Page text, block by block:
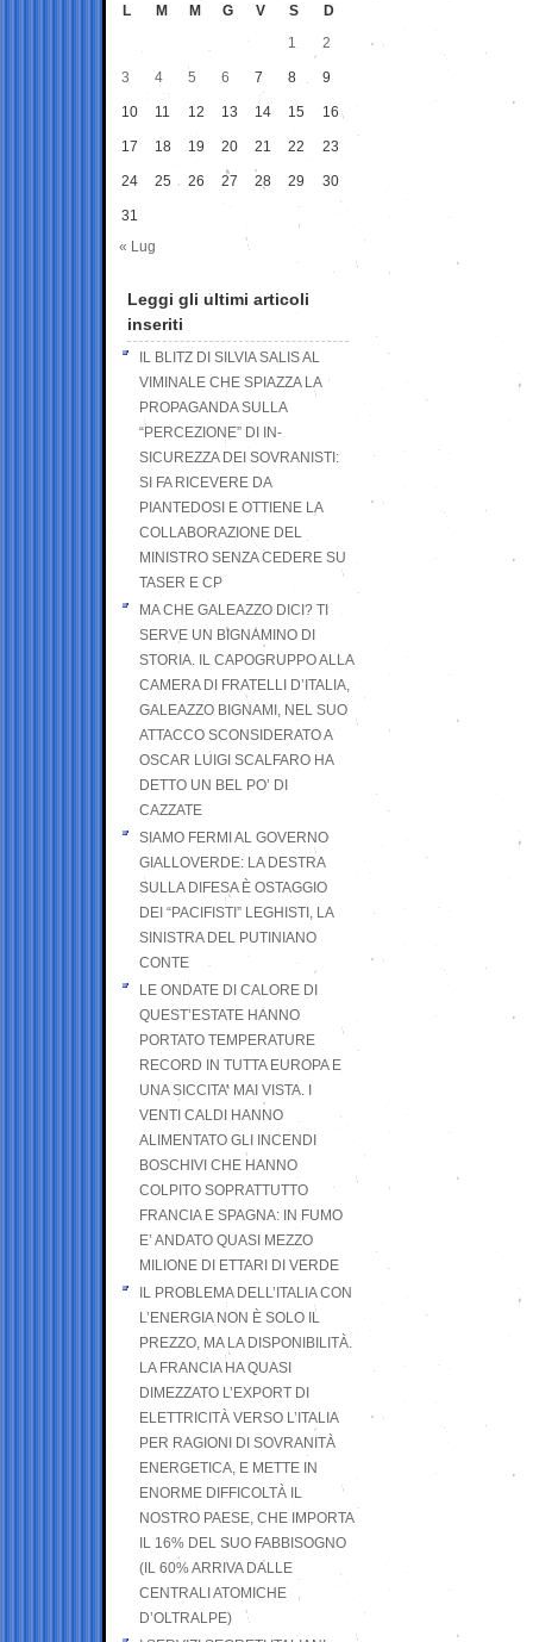
L M M G V S
D
1
2
3 4 5 6 7 8 9
10 11 12 13 14 15 16
17 18 19 20 21 22 23
24 25 26 27 28 29 30
31
« Lug
Leggi gli ultimi articoli
inseriti
IL BLITZ DI SILVIA SALIS AL
VIMINALE CHE SPIAZZA LA
PROPAGANDA SULLA
“PERCEZIONE” DI IN-
SICUREZZA DEI SOVRANISTI:
SI FA RICEVERE DA
PIANTEDOSI E OTTIENE LA
COLLABORAZIONE DEL
MINISTRO SENZA CEDERE SU
TASER E CP
MA CHE GALEAZZO DICI? TI
SERVE UN BIGNAMINO DI
STORIA. IL CAPOGRUPPO ALLA
CAMERA DI FRATELLI D’ITALIA,
GALEAZZO BIGNAMI, NEL SUO
ATTACCO SCONSIDERATO A
OSCAR LUIGI SCALFARO HA
DETTO UN BEL PO’ DI
CAZZATE
SIAMO FERMI AL GOVERNO
GIALLOVERDE: LA DESTRA
SULLA DIFESA È OSTAGGIO
DEI “PACIFISTI” LEGHISTI, LA
SINISTRA DEL PUTINIANO
CONTE
LE ONDATE DI CALORE DI
QUEST’ESTATE HANNO
PORTATO TEMPERATURE
RECORD IN TUTTA EUROPA E
UNA SICCITA’ MAI VISTA. I
VENTI CALDI HANNO
ALIMENTATO GLI INCENDI
BOSCHIVI CHE HANNO
COLPITO SOPRATTUTTO
FRANCIA E SPAGNA: IN FUMO
E’ ANDATO QUASI MEZZO
MILIONE DI ETTARI DI VERDE
IL PROBLEMA DELL’ITALIA CON
L’ENERGIA NON È SOLO IL
PREZZO, MA LA DISPONIBILITÀ.
LA FRANCIA HA QUASI
DIMEZZATO L’EXPORT DI
ELETTRICITÀ VERSO L’ITALIA
PER RAGIONI DI SOVRANITÀ
ENERGETICA, E METTE IN
ENORME DIFFICOLTÀ IL
NOSTRO PAESE, CHE IMPORTA
IL 16% DEL SUO FABBISOGNO
(IL 60% ARRIVA DALLE
CENTRALI ATOMICHE
D’OLTRALPE)